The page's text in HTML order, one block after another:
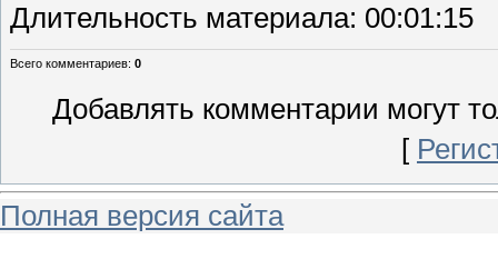
Длительность материала: 00:01:15
Всего комментариев: 0
Добавлять комментарии могут
[
Полная версия сайта